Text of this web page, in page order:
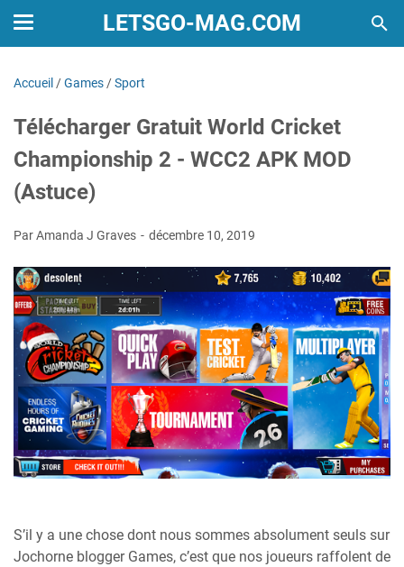
LETSGO-MAG.COM
Accueil /Games /Sport
Télécharger Gratuit World Cricket
Championship 2 - WCC2 APK MOD
(Astuce)
Par Amanda J Graves décembre 10, 2019
S’il y a une chose dont nous sommes absolument seuls sur
Jochorne blogger Games, c’est que nos joueurs raffolent de